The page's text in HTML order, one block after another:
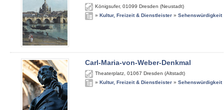
Königsufer, 01099 Dresden (Neustadt)
» Kultur, Freizeit & Dienstleister » Sehenswürdigkeit
Carl-Maria-von-Weber-Denkmal
Theaterplatz 01067 Dresden (Altstadt)
» Kultur, Freizeit & Dienstleister » Sehenswürdigkeit